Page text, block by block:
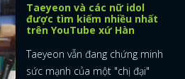
Taeyeon và các nữ idol
được tìm kiếm nhiều nhất
trên YouTube xứ Hàn
Taeyeon vẫn đang chứng minh
sức mạnh của một "chị đại"